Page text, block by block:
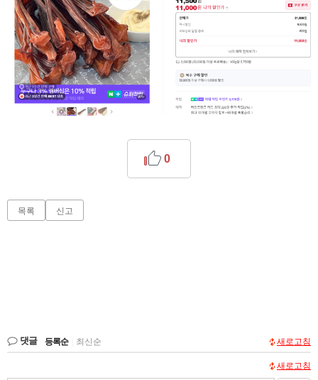
0
목록 신고
댓글 등록순 최신순 새로고침
새로고침